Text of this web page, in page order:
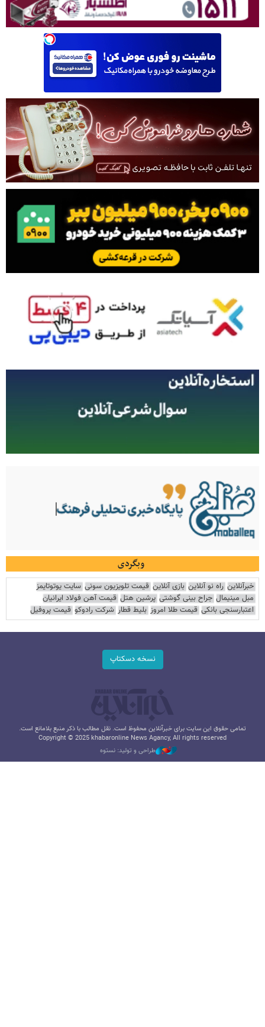
وبگردی
خبرآنلاین راه نو آنلاین بازی آنلاین قیمت تلویزیون سونی سایت یوتوتایمز
مبل مینیمال جراح بینی گوشتی پرشین هتل قیمت آهن فولاد ایرانیان
اعتبارسنجی بانکی قیمت طلا امروز بلیط قطار شرکت رادوکو قیمت پروفیل
نسخه دسکتاپ
تمامی حقوق این سایت برای خبرآنلاین محفوظ است. نقل مطالب با ذکر منبع بلامانع است.
Copyright © 2025 khabaronline News Agancy, All rights reserved
طراحی و تولید: نستوه